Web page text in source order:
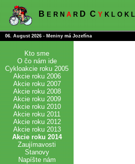
B E R N A R D C Y K L O K
06. August 2026 - Meniny má Jozefína
Kto sme
O čo nám ide
Cykloakcie roku 2005
Akcie roku 2006
Akcie roku 2007
Akcie roku 2008
Akcie roku 2009
Akcie roku 2010
Akcie roku 2011
Akcie roku 2012
Akcie roku 2013
Akcie roku 2014
Zaujímavosti
Stanovy
Napíšte nám